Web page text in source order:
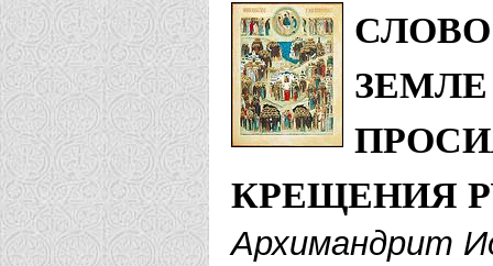
КРЕЩЕНИЯ
Архимандрит